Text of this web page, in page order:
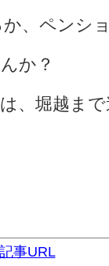
、ペンシ
か？
、堀越ま
記事URL